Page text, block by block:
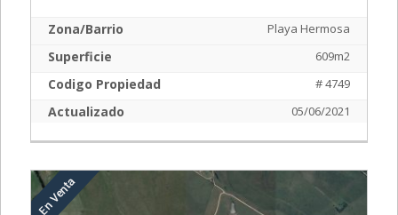
Zona/Barrio Playa Hermosa
Superficie 609m2
Codigo Propiedad # 4749
Actualizado 05/06/2021